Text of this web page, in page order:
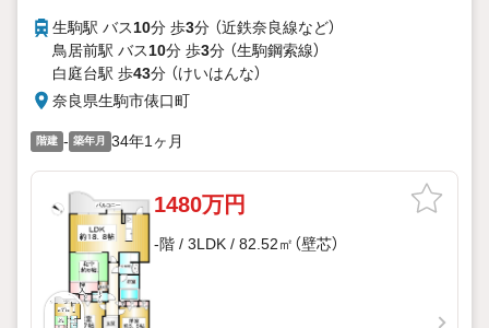
生駒駅 バス10分 歩3分 （近鉄奈良線など）
鳥居前駅 バス10分 歩3分 （生駒鋼索線）
白庭台駅 歩43分 （けいはんな）
奈良県生駒市俵口町
階建 - 築年月 34年1ヶ月
1480万円
-階 / 3LDK / 82.52㎡（壁芯）